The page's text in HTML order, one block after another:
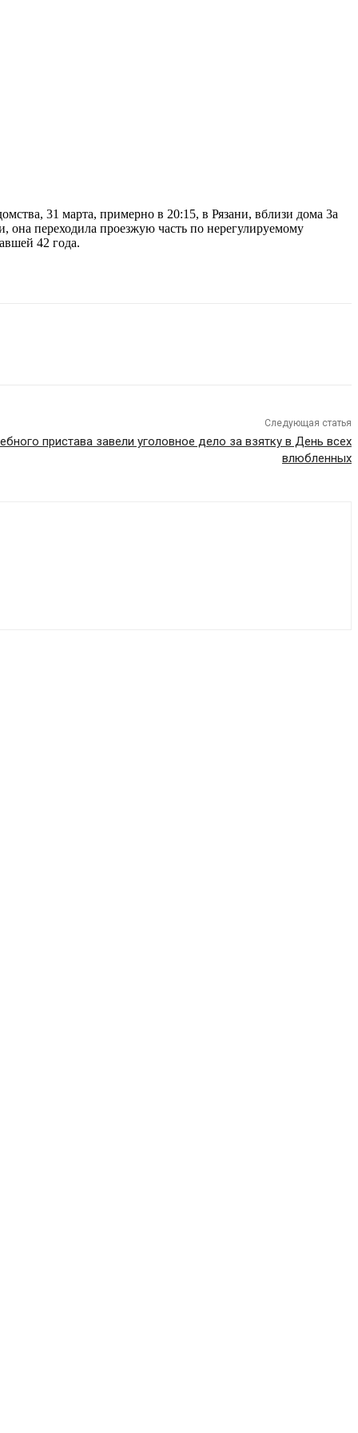
31 марта, примерно в 20:15, в Рязани, вблизи дома 3а
переходила проезжую часть по нерегулируемому
42 года.
Следующая статья
пристава завели уголовное дело за взятку в День всех
влюбленных